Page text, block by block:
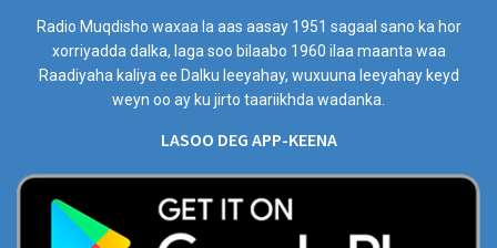
Radio Muqdisho waxaa la aas aasay 1951 sagaal sano ka hor
xorriyadda dalka, laga soo bilaabo 1960 ilaa maanta waa
Raadiyaha kaliya ee Dalku leeyahay, wuxuuna leeyahay keyd
weyn oo ay ku jirto taariikhda wadanka.
LASOO DEG APP-KEENA